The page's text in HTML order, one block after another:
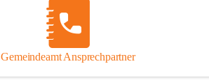
Gemeindeamt Ansprechpartner